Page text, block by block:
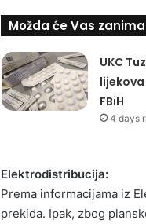
Možda će Vas
UKC
lijekova
FBiH
4 days
Elektrodistribucija:
Prema informacijama iz
prekida. Ipak, zbog